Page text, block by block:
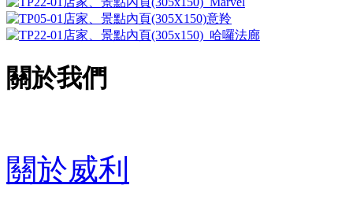
關於我們
關於威利